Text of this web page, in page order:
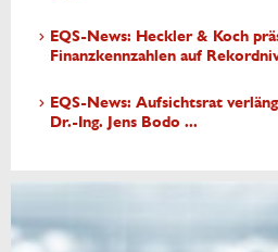
EQS-News: Heckler & Koch
Finanzkennzahlen auf
EQS-News: Aufsichtsrat
Dr.-Ing. Jens Bodo ...